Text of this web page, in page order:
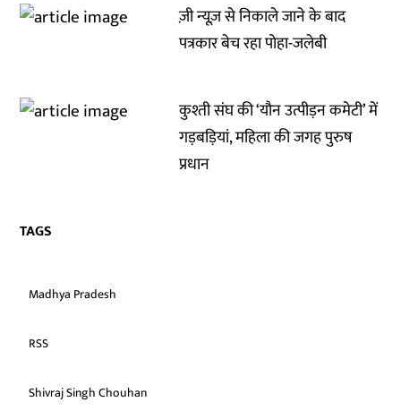
ज़ी न्यूज़ से निकाले जाने के बाद
पत्रकार बेच रहा पोहा-जलेबी
कुश्ती संघ की ‘यौन उत्पीड़न कमेटी’ में
गड़बड़ियां, महिला की जगह पुरुष
प्रधान
TAGS
Madhya Pradesh
RSS
Shivraj Singh Chouhan